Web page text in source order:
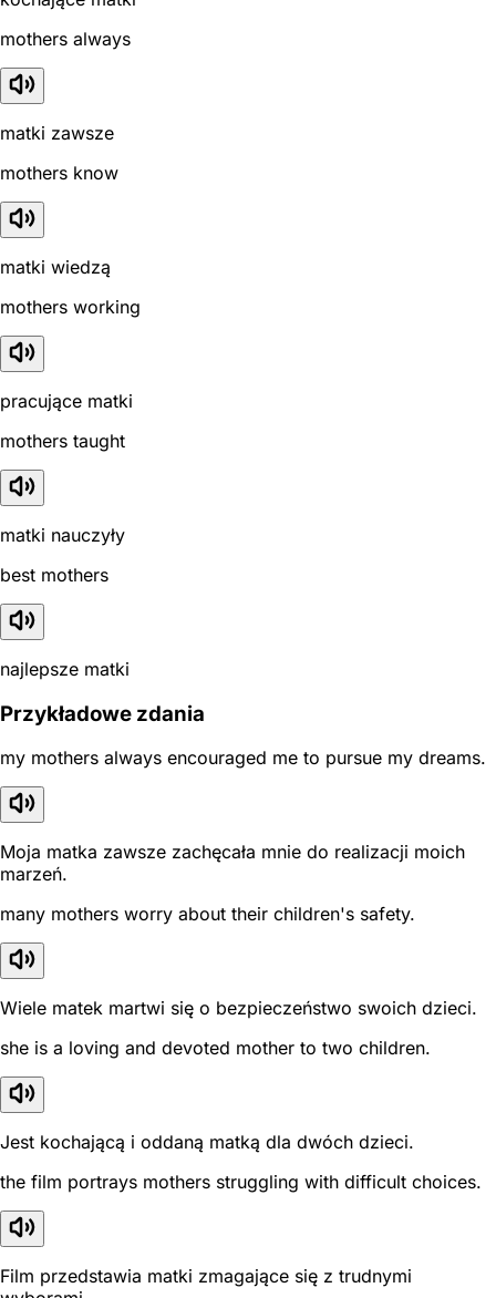
mothers always
matki zawsze
mothers know
matki wiedzą
mothers working
pracujące matki
mothers taught
matki nauczyły
best mothers
najlepsze matki
Przykładowe zdania
my mothers always encouraged me to pursue my dreams.
Moja matka zawsze zachęcała mnie do realizacji moich
marzeń.
many mothers worry about their children's safety.
Wiele matek martwi się o bezpieczeństwo swoich dzieci.
she is a loving and devoted mother to two children.
Jest kochającą i oddaną matką dla dwóch dzieci.
the film portrays mothers struggling with difficult choices.
Film przedstawia matki zmagające się z trudnymi